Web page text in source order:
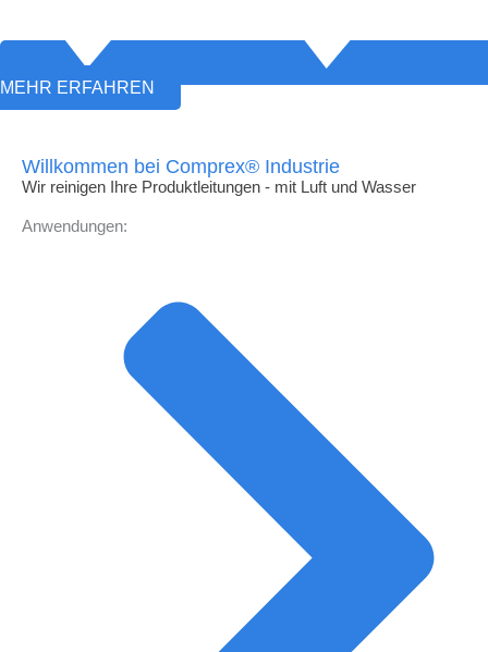
MEHR ERFAHREN
Willkommen bei Comprex® Industrie
Wir reinigen Ihre Produktleitungen - mit Luft und Wasser
Anwendungen: